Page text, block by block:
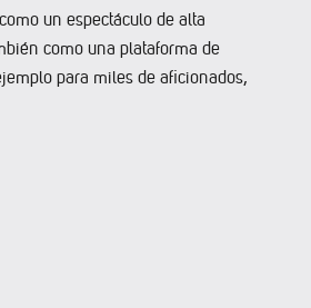
un espectáculo de alta
como una plataforma de
para miles de aficionados,